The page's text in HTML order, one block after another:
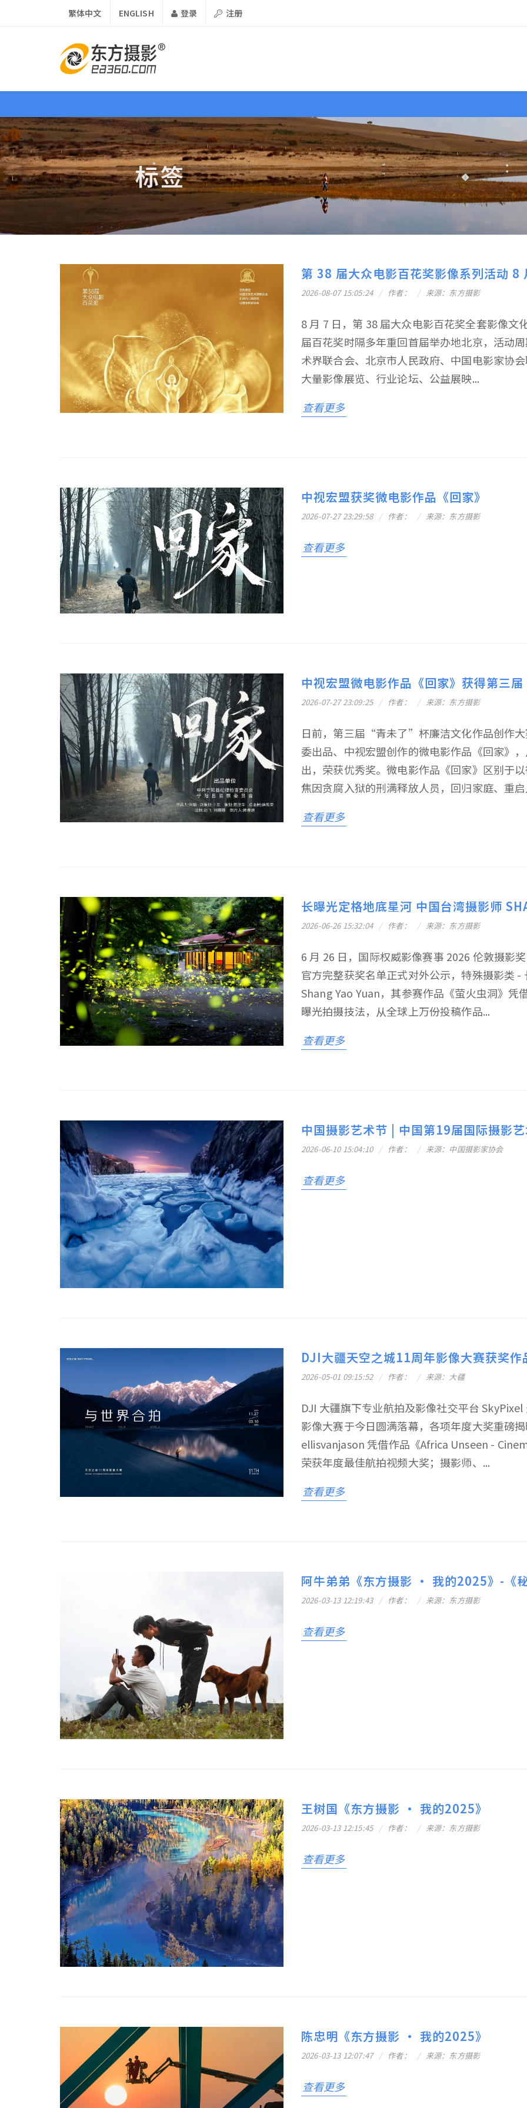
繁体中文 ENGLISH 登录 注册
首页 资讯 课程 器材 行摄 作品 视界 大赛 资源
论坛
首页 •Home 聚焦 资讯 课程 器材 行摄
标签
第 38 届大众电影百花奖影像系列活动 8
2026-08-07 15:05:24 作者： 来源：东方摄影
8 月 7 日，第 38 届大众电影百花奖全套影像文
届百花奖时隔多年重回首届举办地北京，活动
术界联合会、北京市人民政府、中国电影家协
大量影像展览、行业论坛、公益展映...
查看更多
中视宏盟获奖微电影作品《回家》
2026-07-27 23:29:58 作者： 来源：东方摄影
查看更多
中视宏盟微电影作品《回家》获得第三
2026-07-27 23:09:25 作者： 来源：东方摄影
日前，第三届“青未了”杯廉洁文化作品创作
委出品、中视宏盟创作的微电影作品《回家》
出，荣获优秀奖。微电影作品《回家》区别于
焦因贪腐入狱的刑满释放人员，回归家庭、重启
查看更多
长曝光定格地底星河 中国台湾摄影师
2026-06-26 15:32:04 作者： 来源：东方摄影
6 月 26 日，国际权威影像赛事 2026 伦敦摄影
官方完整获奖名单正式对外公示，特殊摄影类
Shang Yao Yuan，其参赛作品《萤火虫洞》凭
曝光拍摄技法，从全球上万份投稿作品...
查看更多
中国摄影艺术节 | 中国第19届国际摄影
2026-06-10 15:04:10 作者： 来源：中国摄影家协会
查看更多
DJI大疆天空之城11周年影像大赛获奖作
2026-05-01 09:15:52 作者： 来源：大疆
DJI 大疆旗下专业航拍及影像社交平台
影像大赛于今日圆满落幕，各项年度大奖重磅
ellisvanjason 凭借作品《Africa Unseen -
荣获年度最佳航拍视频大奖；摄影师、...
查看更多
阿牛弟弟《东方摄影 · 我的2025》-《秘
2026-03-13 12:19:43 作者： 来源：东方摄影
查看更多
王树国《东方摄影 · 我的2025》
2026-03-13 12:15:45 作者： 来源：东方摄影
查看更多
陈忠明《东方摄影 · 我的2025》
2026-03-13 12:07:47 作者： 来源：东方摄影
查看更多